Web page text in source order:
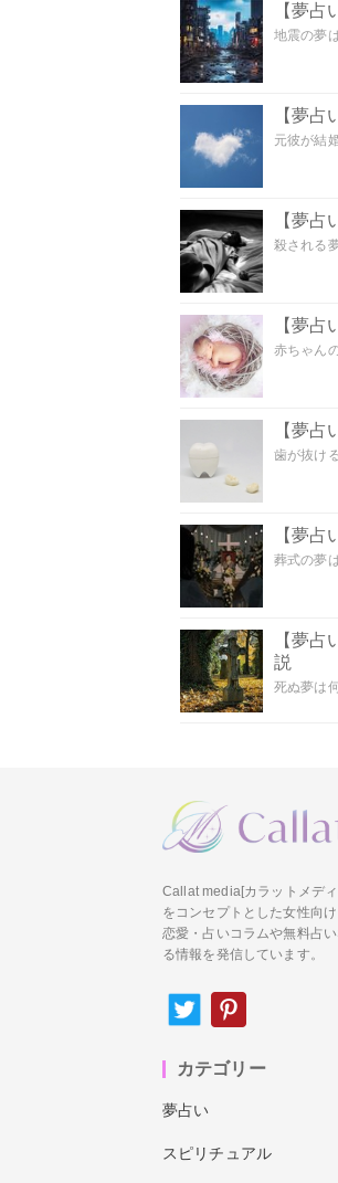
【夢
地震の夢
【夢
元彼が結
【夢
殺される
【夢
赤ちゃん
【夢
歯が抜け
【夢
葬式の夢
【夢
説
死ぬ夢は
Callat media[カラットメデ
をコンセプトとした女性向け
恋愛・占いコラムや無料占
る情報を発信しています。
カテゴリー
夢占い
スピリチュアル